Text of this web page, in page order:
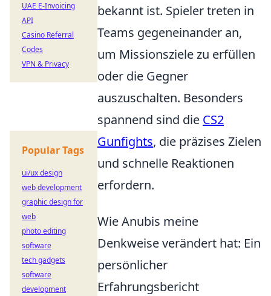
bekannt ist. Spieler treten in
Teams gegeneinander an,
um Missionsziele zu erfüllen
oder die Gegner
auszuschalten. Besonders
spannend sind die CS2
Gunfights, die präzises Zielen
und schnelle Reaktionen
erfordern.
Wie Anubis meine
Denkweise verändert hat: Ein
persönlicher
Erfahrungsbericht
UAE E-Invoicing
API
Casino Referral
Codes
VPN & Privacy
Popular Tags
ui/ux design
web development
graphic design for
web
photo editing
software
tech gadgets
software
development